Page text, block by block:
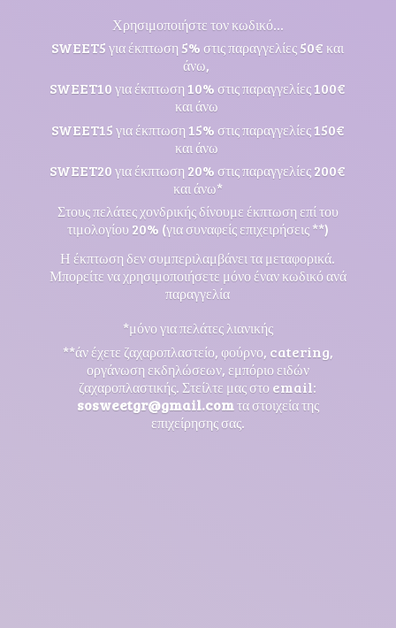
Χρησιμοποιήστε τον κωδικό...
SWEET5 για έκπτωση 5% στις παραγγελίες 50€ και
άνω,
SWEET10 για έκπτωση 10% στις παραγγελίες 100€
και άνω
SWEET15 για έκπτωση 15% στις παραγγελίες 150€
και άνω
SWEET20 για έκπτωση 20% στις παραγγελίες 200€
και άνω*
Στους πελάτες χονδρικής δίνουμε έκπτωση επί του
τιμολογίου 20% (για συναφείς επιχειρήσεις **)
Η έκπτωση δεν συμπεριλαμβάνει τα μεταφορικά.
Μπορείτε να χρησιμοποιήσετε μόνο έναν κωδικό ανά
παραγγελία
*μόνο για πελάτες λιανικής
**άν έχετε ζαχαροπλαστείο, φούρνο, catering,
οργάνωση εκδηλώσεων, εμπόριο ειδών
ζαχαροπλαστικής. Στείλτε μας στο email:
sosweetgr@gmail.comτα στοιχεία της
επιχείρησης σας.